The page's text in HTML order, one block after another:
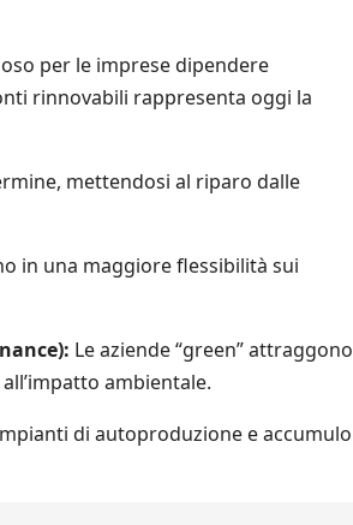
per le imprese dipendere
rinnovabili rappresenta oggi la
mettendosi al riparo dalle
in una maggiore flessibilità sui
Le aziende “green” attraggono
ambientale.
di autoproduzione e accumulo